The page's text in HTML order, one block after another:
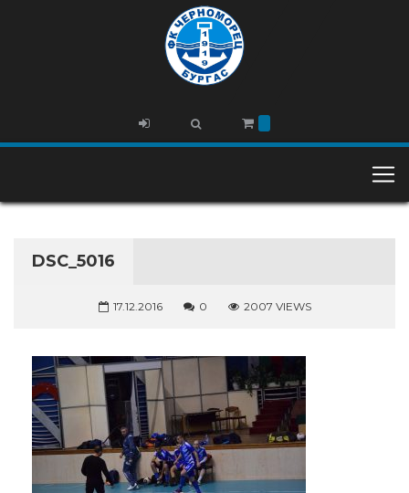
DSC_5016
17.12.2016 0 2007 VIEWS